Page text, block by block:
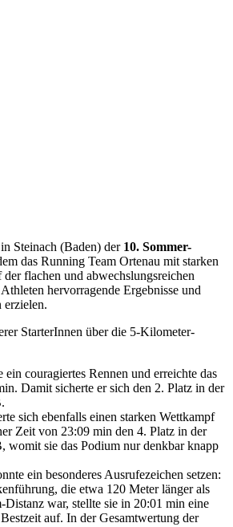
Steinach (Baden) der 10. Sommer-
das Running Team Ortenau mit starken
flachen und abwechslungsreichen
hervorragende Ergebnisse und
erzielen.
StarterInnen über die 5-Kilometer-
couragiertes Rennen und erreichte das
Damit sicherte er sich den 2. Platz in der
sich ebenfalls einen starken Wettkampf
Zeit von 23:09 min den 4. Platz in der
womit sie das Podium nur denkbar knapp
ein besonderes Ausrufezeichen setzen:
die etwa 120 Meter länger als
Distanz war, stellte sie in 20:01 min eine
auf. In der Gesamtwertung der